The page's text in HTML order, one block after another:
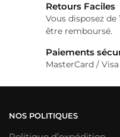
Retours Faciles
Vous disposez
être remboursé.
Paiements
MasterCard /
NOS POLITIQUES